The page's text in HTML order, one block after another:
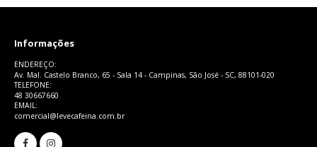
Informações
ENDEREÇO:
Av. Mal. Castelo Branco, 65 - Sala 14 - Campinas, São José - SC, 88101-020
TELEFONE:
48 30667660
EMAIL:
comercial@levecafeina.com.br